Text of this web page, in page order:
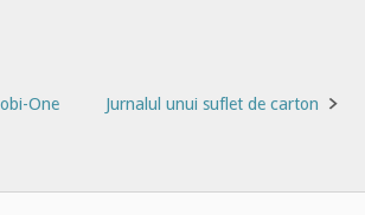
One Jurnalul unui suflet de carton